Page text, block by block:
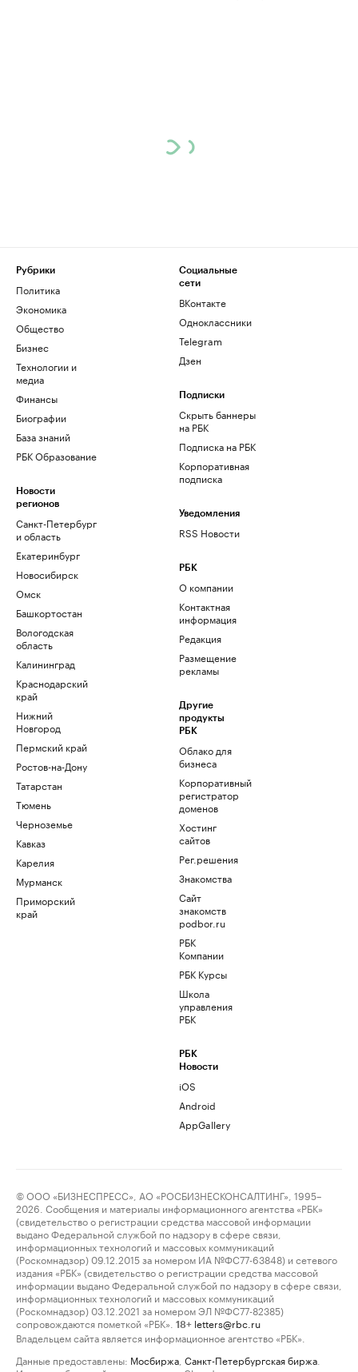
Рубрики
Политика
Экономика
Общество
Бизнес
Технологии и
медиа
Финансы
Биографии
База знаний
РБК Образование
Новости
регионов
Санкт-Петербург
и область
Екатеринбург
Новосибирск
Омск
Башкортостан
Вологодская
область
Калининград
Краснодарский
край
Нижний
Новгород
Пермский край
Ростов-на-Дону
Татарстан
Тюмень
Черноземье
Кавказ
Карелия
Мурманск
Приморский
край
Социальные
сети
ВКонтакте
Одноклассники
Telegram
Дзен
Подписки
Скрыть баннеры
на РБК
Подписка на РБК
Корпоративная
подписка
Уведомления
RSS Новости
РБК
О компании
Контактная
информация
Редакция
Размещение
рекламы
Другие
продукты
РБК
Облако для
бизнеса
Корпоративный
регистратор
доменов
Хостинг
сайтов
Рег.решения
Знакомства
Сайт
знакомств
podbor.ru
РБК
Компании
РБК Курсы
Школа
управления
РБК
РБК
Новости
iOS
Android
AppGallery
© ООО «БИЗНЕСПРЕСС», АО «РОСБИЗНЕСКОНСАЛТИНГ», 1995–
2026. Сообщения и материалы информационного агентства «РБК»
(свидетельство о регистрации средства массовой информации
выдано Федеральной службой по надзору в сфере связи,
информационных технологий и массовых коммуникаций
(Роскомнадзор) 09.12.2015 за номером ИА №ФС77-63848) и сетевого
издания «РБК» (свидетельство о регистрации средства массовой
информации выдано Федеральной службой по надзору в сфере связи,
информационных технологий и массовых коммуникаций
(Роскомнадзор) 03.12.2021 за номером ЭЛ №ФС77-82385)
сопровождаются пометкой «РБК».
18+ letters@rbc.ru
Владельцем сайта является информационное агентство «РБК».
Данные предоставлены: Мосбиржа Санкт-Петербургская биржа